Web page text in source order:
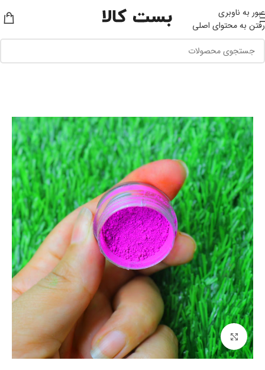
عبور به ناوبری
رفتن به محتوای اصلی
بزرگنمایی تصویر